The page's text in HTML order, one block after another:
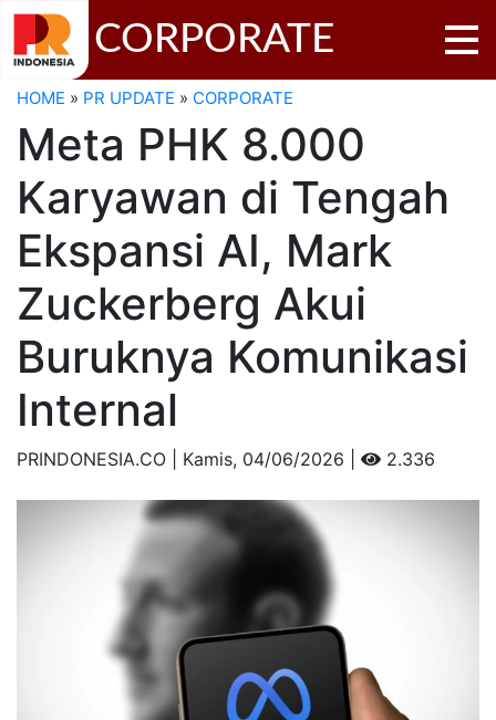
CORPORATE
HOME » PR UPDATE » CORPORATE
Meta PHK 8.000
Karyawan di Tengah
Ekspansi AI, Mark
Zuckerberg Akui
Buruknya Komunikasi
Internal
PRINDONESIA.CO | Kamis, 04/06/2026 | 2.336